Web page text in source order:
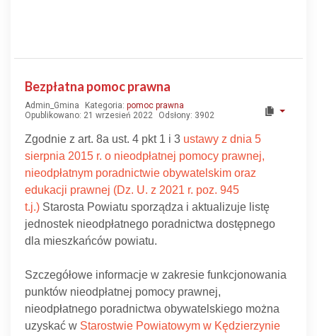
Bezpłatna pomoc prawna
Admin_Gmina Kategoria: pomoc prawna
Opublikowano: 21 wrzesień 2022
Odsłony: 3902
Zgodnie z art. 8a ust. 4 pkt 1 i 3 ustawy z dnia 5
sierpnia 2015 r. o nieodpłatnej pomocy prawnej,
nieodpłatnym poradnictwie obywatelskim oraz
edukacji prawnej (Dz. U. z 2021 r. poz. 945
t.j.) Starosta Powiatu sporządza i aktualizuje listę
jednostek nieodpłatnego poradnictwa dostępnego
dla mieszkańców powiatu.
Szczegółowe informacje w zakresie funkcjonowania
punktów nieodpłatnej pomocy prawnej,
nieodpłatnego poradnictwa obywatelskiego można
uzyskać w Starostwie Powiatowym w Kędzierzynie